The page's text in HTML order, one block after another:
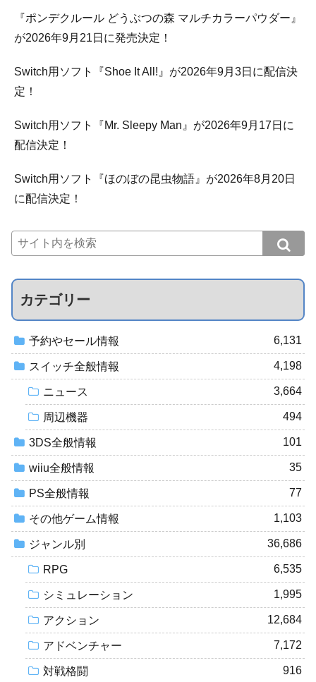
『ポンデクルール どうぶつの森 マルチカラーパウダー』
が2026年9月21日に発売決定！
Switch用ソフト『Shoe It All!』が2026年9月3日に配信決
定！
Switch用ソフト『Mr. Sleepy Man』が2026年9月17日に
配信決定！
Switch用ソフト『ほのぼの昆虫物語』が2026年8月20日
に配信決定！
カテゴリー
予約やセール情報 6,131
スイッチ全般情報 4,198
ニュース 3,664
周辺機器 494
3DS全般情報 101
wiiu全般情報 35
PS全般情報 77
その他ゲーム情報 1,103
ジャンル別 36,686
RPG 6,535
シミュレーション 1,995
アクション 12,684
アドベンチャー 7,172
対戦格闘 916